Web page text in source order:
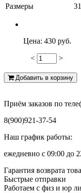
Размеры
Цена: 430 руб.
< >
Добавить в корзину
Приём заказов по
8(900)921-37-54
Наш график работы:
ежедневно с 09:00 до
Гарантия возврата
Быстрые отправки
Работаем с физ и юр